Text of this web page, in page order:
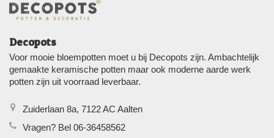
Decopots
Voor mooie bloempotten moet u bij Decopots zijn. Ambachtelijk
gemaakte keramische potten maar ook moderne aarde werk
potten zijn uit voorraad leverbaar.
Zuiderlaan 8a, 7122 AC Aalten
Vragen? Bel 06-36458562